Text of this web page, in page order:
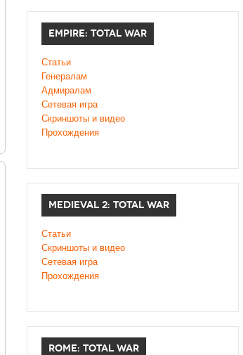
EMPIRE: TOTAL WAR
Статьи
Генералам
Адмиралам
Сетевая игра
Скриншоты и видео
Прохождения
MEDIEVAL 2: TOTAL WAR
Статьи
Скриншоты и видео
Сетевая игра
Прохождения
ROME: TOTAL WAR